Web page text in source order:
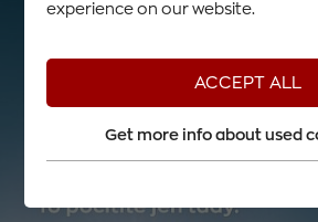
experience on our website.
ACCEPT ALL
Get more info about used